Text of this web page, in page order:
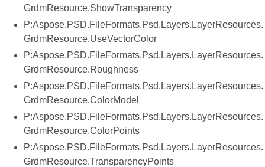
GrdmResource.ShowTransparency
P:Aspose.PSD.FileFormats.Psd.Layers.LayerResources.
GrdmResource.UseVectorColor
P:Aspose.PSD.FileFormats.Psd.Layers.LayerResources.
GrdmResource.Roughness
P:Aspose.PSD.FileFormats.Psd.Layers.LayerResources.
GrdmResource.ColorModel
P:Aspose.PSD.FileFormats.Psd.Layers.LayerResources.
GrdmResource.ColorPoints
P:Aspose.PSD.FileFormats.Psd.Layers.LayerResources.
GrdmResource.TransparencyPoints